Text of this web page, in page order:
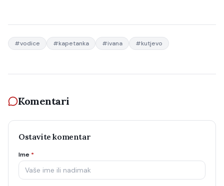
#vodice #kapetanka #ivana #kutjevo
Komentari
Ostavite komentar
Ime *